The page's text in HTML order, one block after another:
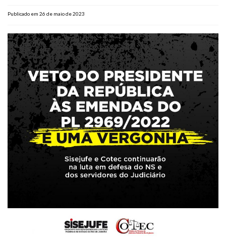
Publicado em 26 de maio de 2023
Pós-graduação
FacebookInstagramTwitter YoutubeTikTok Whatsapp